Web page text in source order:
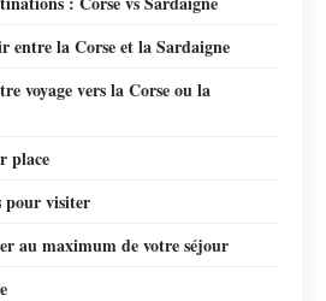
entre la Corse et la Sardaigne
voyage vers la Corse ou la
place
pour visiter
au maximum de votre séjour